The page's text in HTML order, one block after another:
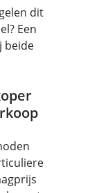
dit
Een
beide